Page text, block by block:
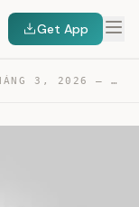
Get App
13 THÁNG 3, 2026 — TRANSCRIPT